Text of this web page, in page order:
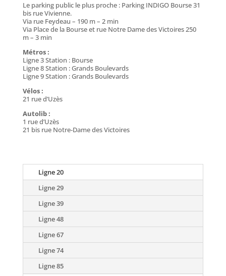
Le parking public le plus proche : Parking INDIGO Bourse 31
bis rue Vivienne.
Via rue Feydeau – 190 m – 2 min
Via Place de la Bourse et rue Notre Dame des Victoires 250
m – 3 min
Métros :
Ligne 3 Station : Bourse
Ligne 8 Station : Grands Boulevards
Ligne 9 Station : Grands Boulevards
Vélos :
21 rue d’Uzès
Autolib :
1 rue d’Uzès
21 bis rue Notre-Dame des Victoires
Ligne 20
Ligne 29
Ligne 39
Ligne 48
Ligne 67
Ligne 74
Ligne 85